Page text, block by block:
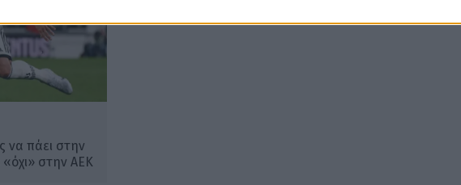
να πάει στην
στην ΑΕΚ